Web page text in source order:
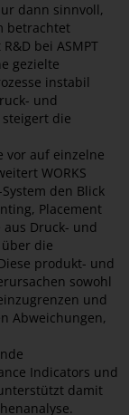
dann sinnvoll,
betrachtet
bei ASMPT
gezielte
instabil
und
steigert die
vor auf einzelne
WORKS
den Blick
Placement
Druck- und
über die
produkt- und
sowohl
und
Abweichungen,
Indicators und
damit